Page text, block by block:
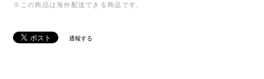
※この商品は海外配送できる商品です。
通報する